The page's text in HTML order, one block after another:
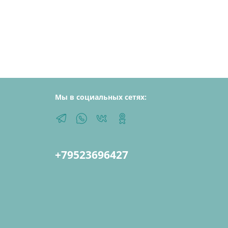
Мы в социальных сетях:
+79523696427